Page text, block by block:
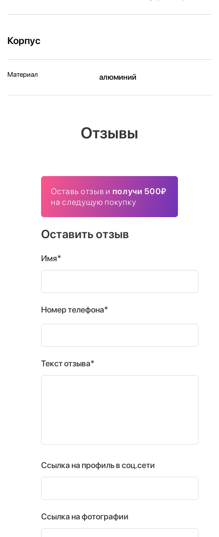
Корпус
Материал алюминий
Отзывы
Оставь отзыв и получи 500₽
на следущую покупку
Оставить отзыв
Имя*
Номер телефона*
Текст отзыва*
Ссылка на профиль в соц.сети
Ссылка на фотографии